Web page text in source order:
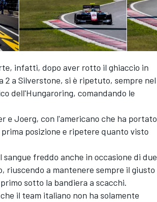
infatti, dopo aver rotto il ghiaccio in
a Silverstone, si è ripetuto, sempre nel
dell'Hungaroring, comandando le
e Joerg, con l'americano che ha portato
posizione e ripetere quanto visto
freddo anche in occasione di due
riuscendo a mantenere sempre il giusto
sotto la bandiera a scacchi.
il team italiano non ha solamente